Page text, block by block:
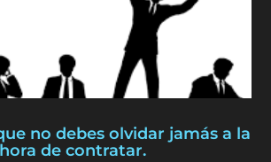
no debes olvidar jamás a la
hora de contratar.